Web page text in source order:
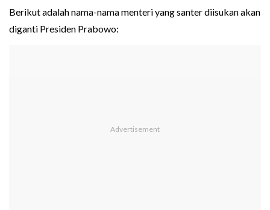
Berikut adalah nama-nama menteri yang santer diisukan akan
diganti Presiden Prabowo: